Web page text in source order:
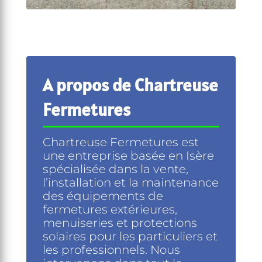
A propos de Chartreuse
Fermetures
Chartreuse Fermetures est
une entreprise basée en Isère
spécialisée dans la vente,
l’installation et la maintenance
des équipements de
fermetures extérieures,
menuiseries et protections
solaires pour les particuliers et
les professionnels. Nous